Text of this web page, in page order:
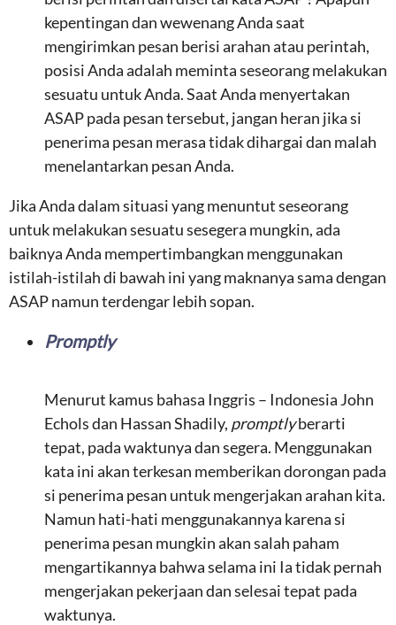
kepentingan dan wewenang Anda saat
mengirimkan pesan berisi arahan atau perintah,
posisi Anda adalah meminta seseorang melakukan
sesuatu untuk Anda. Saat Anda menyertakan
ASAP pada pesan tersebut, jangan heran jika si
penerima pesan merasa tidak dihargai dan malah
menelantarkan pesan Anda.
Jika Anda dalam situasi yang menuntut seseorang
untuk melakukan sesuatu sesegera mungkin, ada
baiknya Anda mempertimbangkan menggunakan
istilah-istilah di bawah ini yang maknanya sama dengan
ASAP namun terdengar lebih sopan.
Promptly
Menurut kamus bahasa Inggris – Indonesia John
Echols dan Hassan Shadily, promptlyberarti
tepat, pada waktunya dan segera. Menggunakan
kata ini akan terkesan memberikan dorongan pada
si penerima pesan untuk mengerjakan arahan kita.
Namun hati-hati menggunakannya karena si
penerima pesan mungkin akan salah paham
mengartikannya bahwa selama ini Ia tidak pernah
mengerjakan pekerjaan dan selesai tepat pada
waktunya.